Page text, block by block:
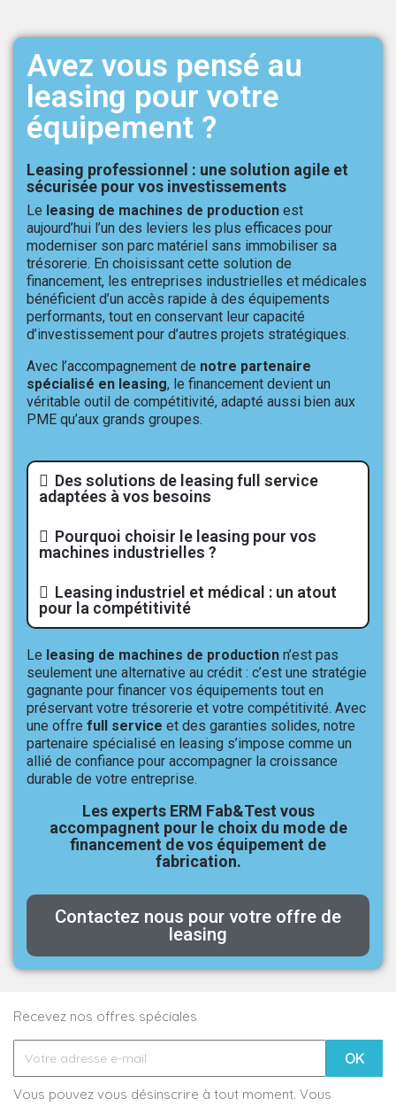
Avez vous pensé au
leasing pour votre
équipement ?
Leasing professionnel : une solution agile et
sécurisée pour vos investissements
Le leasing de machines de production est
aujourd’hui l’un des leviers les plus efficaces pour
moderniser son parc matériel sans immobiliser sa
trésorerie. En choisissant cette solution de
financement, les entreprises industrielles et médicales
bénéficient d’un accès rapide à des équipements
performants, tout en conservant leur capacité
d’investissement pour d’autres projets stratégiques.
Avec l’accompagnement de notre partenaire
spécialisé en leasing, le financement devient un
véritable outil de compétitivité, adapté aussi bien aux
PME qu’aux grands groupes.
Des solutions de leasing full service
adaptées à vos besoins
Pourquoi choisir le leasing pour vos
machines industrielles ?
Leasing industriel et médical : un atout
pour la compétitivité
Le leasing de machines de production n’est pas
seulement une alternative au crédit : c’est une stratégie
gagnante pour financer vos équipements tout en
préservant votre trésorerie et votre compétitivité. Avec
une offre full service et des garanties solides, notre
partenaire spécialisé en leasing s’impose comme un
allié de confiance pour accompagner la croissance
durable de votre entreprise.
Les experts ERM Fab&Test vous
accompagnent pour le choix du mode de
financement de vos équipement de
fabrication.
Contactez nous pour votre offre de
leasing
Recevez nos offres spéciales
Vous pouvez vous désinscrire à tout moment. Vous